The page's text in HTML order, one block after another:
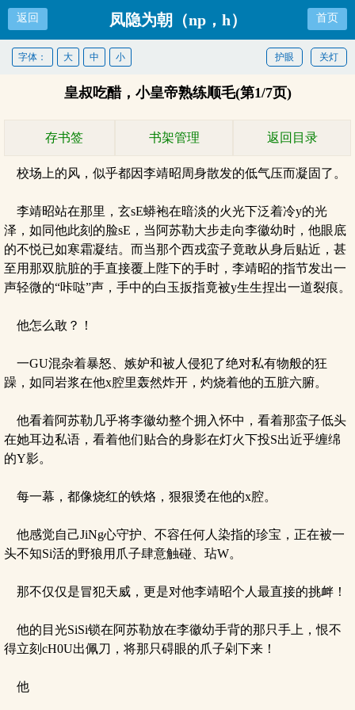
返回 凤隐为朝（np，h） 首页
关灯
护眼
字体： 大 中 小
皇叔吃醋，小皇帝熟练顺毛(第1/7页)
存书签 书架管理 返回目录
校场上的风，似乎都因李靖昭周身散发的低气压而凝固了。
李靖昭站在那里，玄sE蟒袍在暗淡的火光下泛着冷y的光
泽，如同他此刻的脸sE，当阿苏勒大步走向李徽幼时，他眼底
的不悦已如寒霜凝结。而当那个西戎蛮子竟敢从身后贴近，甚
至用那双肮脏的手直接覆上陛下的手时，李靖昭的指节发出一
声轻微的“咔哒”声，手中的白玉扳指竟被y生生捏出一道裂痕。
他怎么敢？！
一GU混杂着暴怒、嫉妒和被人侵犯了绝对私有物般的狂
躁，如同岩浆在他x腔里轰然炸开，灼烧着他的五脏六腑。
他看着阿苏勒几乎将李徽幼整个拥入怀中，看着那蛮子低头
在她耳边私语，看着他们贴合的身影在灯火下投S出近乎缠绵
的Y影。
每一幕，都像烧红的铁烙，狠狠烫在他的x腔。
他感觉自己JiNg心守护、不容任何人染指的珍宝，正在被一
头不知Si活的野狼用爪子肆意触碰、玷W。
那不仅仅是冒犯天威，更是对他李靖昭个人最直接的挑衅！
他的目光SiSi锁在阿苏勒放在李徽幼手背的那只手上，恨不
得立刻cH0U出佩刀，将那只碍眼的爪子剁下来！
他